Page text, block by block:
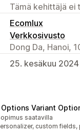
Tämä kehittäjä ei
Ecomlux
Verkkosivusto
Dong Da, Hanoi,
25. kesäkuu 2024
Variant
saatavilla
custom fields,